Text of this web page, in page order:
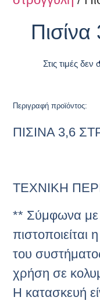
Στις τιμές
Περιγραφή προϊόντος:
ΠΙΣΙΝΑ 3,6
TΕΧΝΙΚΗ
** Σύμφωνα με
πιστοποιείται
του
χρήση σε
Η κατασκευή